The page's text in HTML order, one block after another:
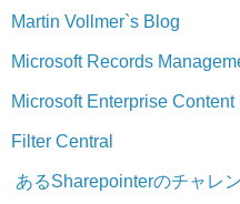
Martin Vollmer`s Blog
Microsoft Records
Microsoft Enterprise
Filter Central
あるSharepointerのチャレ